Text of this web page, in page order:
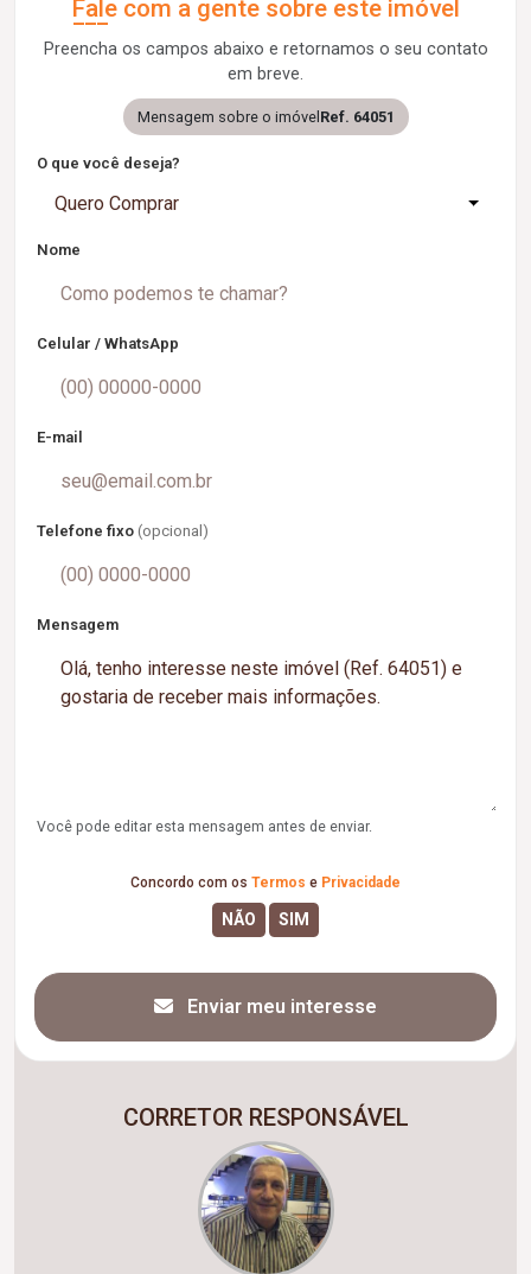
Fale com a gente sobre este imóvel
Preencha os campos abaixo e retornamos o seu contato
em breve.
Mensagem sobre o imóvel Ref. 64051
O que você deseja?
Quero Comprar
Nome
Celular / WhatsApp
E-mail
Telefone fixo (opcional)
Mensagem
Você pode editar esta mensagem antes de enviar.
Concordo com os Termos e Privacidade
Enviar meu interesse
CORRETOR RESPONSÁVEL